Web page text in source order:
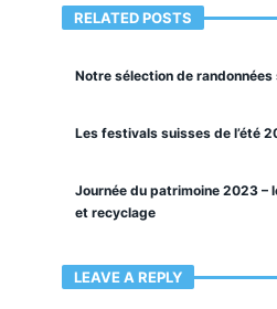
RELATED POSTS
Notre sélection de randonnées
Les festivals suisses de l’été
Journée du patrimoine 2023 –
et recyclage
LEAVE A REPLY